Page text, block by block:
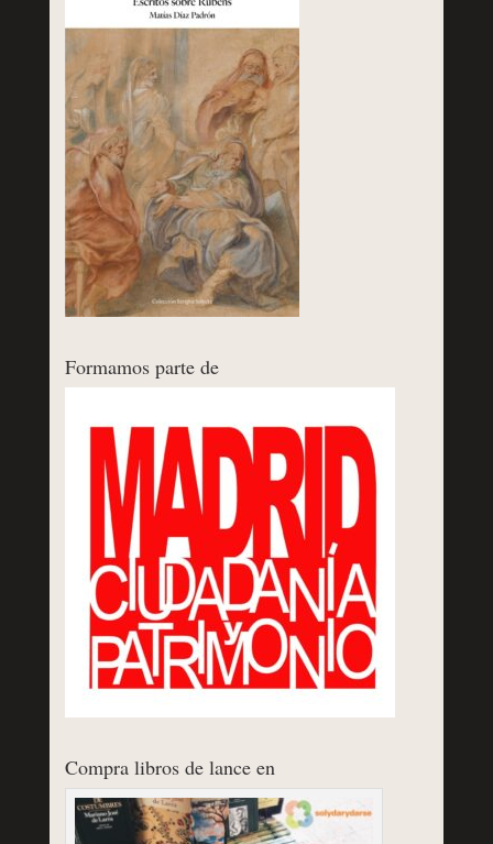
Formamos parte de
Compra libros de lance en